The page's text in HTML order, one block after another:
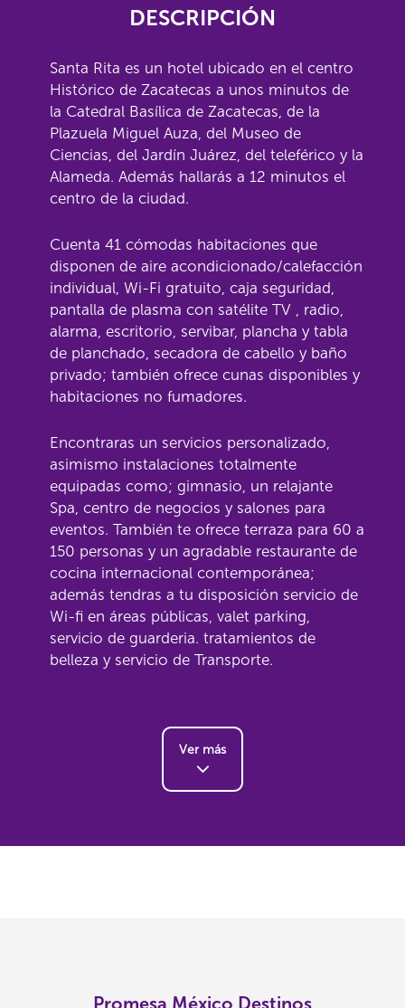
DESCRIPCIÓN
Santa Rita es un hotel ubicado en el centro
Histórico de Zacatecas a unos minutos de
la Catedral Basílica de Zacatecas, de la
Plazuela Miguel Auza, del Museo de
Ciencias, del Jardín Juárez, del teleférico y la
Alameda. Además hallarás a 12 minutos el
centro de la ciudad.
Cuenta 41 cómodas habitaciones que
disponen de aire acondicionado/calefacción
individual, Wi-Fi gratuito, caja seguridad,
pantalla de plasma con satélite TV , radio,
alarma, escritorio, servibar, plancha y tabla
de planchado, secadora de cabello y baño
privado; también ofrece cunas disponibles y
habitaciones no fumadores.
Encontraras un servicios personalizado,
asimismo instalaciones totalmente
equipadas como; gimnasio, un relajante
Spa, centro de negocios y salones para
eventos. También te ofrece terraza para 60 a
150 personas y un agradable restaurante de
cocina internacional contemporánea;
además tendras a tu disposición servicio de
Wi-fi en áreas públicas, valet parking,
servicio de guarderia. tratamientos de
belleza y servicio de Transporte.
Ver más
Promesa México Destinos